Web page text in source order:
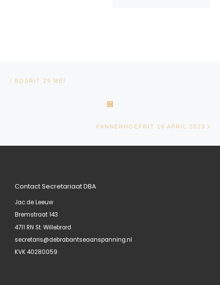
BOSRIT 29 MEI
PANNENHOEFRIT 16 APRIL 2023
Contact Secretariaat DBA
Jac de Leeuw
Bremstraat 143
4711 RN St. Willebrord
secretaris@debrabantseaanspanning.nl
KVK 40280059